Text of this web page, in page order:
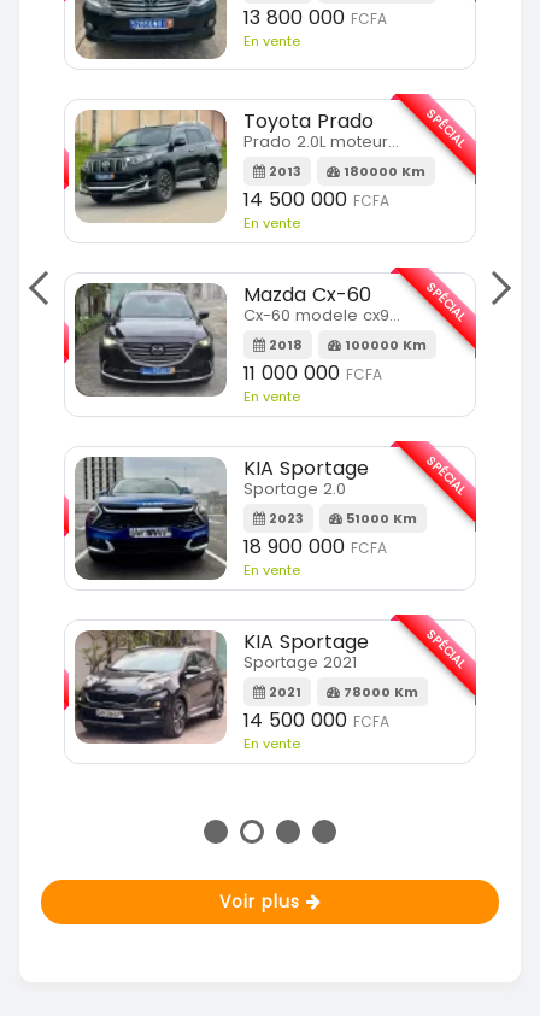
SPÉCIAL
13 800 000 FCFA
En vente
Toyota Prado
Prado 2.0L moteur d4d
2013 180000 Km
14 500 000 FCFA
En vente
SPÉCIAL
Mazda Cx-60
Cx-60 modele cx9 full option
2018 100000 Km
11 000 000 FCFA
En vente
SPÉCIAL
KIA Sportage
Sportage 2.0
2023 51000 Km
18 900 000 FCFA
En vente
SPÉCIAL
KIA Sportage
Sportage 2021
2021 78000 Km
14 500 000 FCFA
En vente
SPÉCIAL
Voir plus